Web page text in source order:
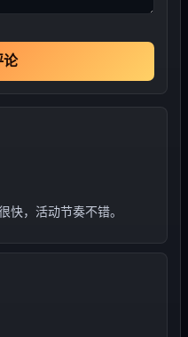
论
快，活动节奏不错。